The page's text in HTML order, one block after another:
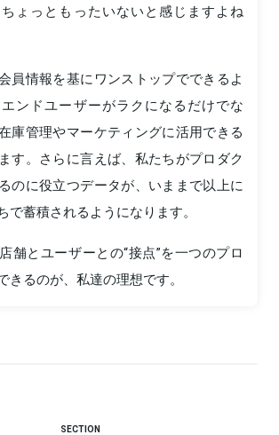
ょっともったいないと感じますよね
員情報を基にワンストップでできるよ
ンドユーザーがラクになるだけでな
庫管理やマーケティングに活用できる
す。さらに言えば、私たちがプロダク
のに役立つデータが、いままで以上に
で蓄積されるようになります。
舗とユーザーとの“接点”を一つのプロ
きるのが、私達の理想です。
SECTION